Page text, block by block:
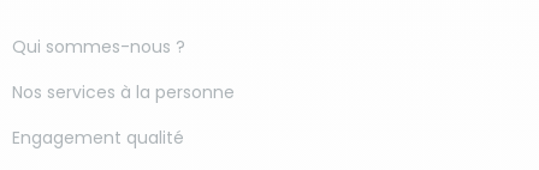
Qui sommes-nous ?
Nos services à la personne
Engagement qualité